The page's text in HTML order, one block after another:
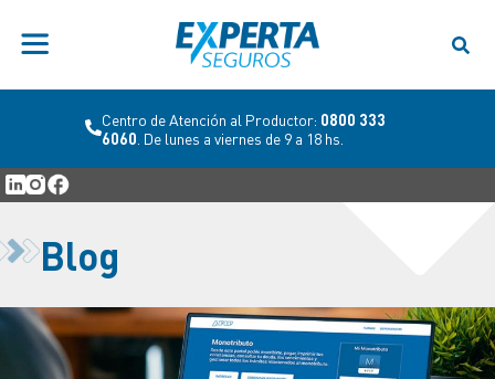
Centro de Atención al Productor: 0800 333
6060 . De lunes a viernes de 9 a 18 hs.
Blog